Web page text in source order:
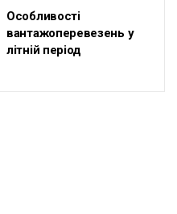
Особливості
вантажоперевезень у
літній період